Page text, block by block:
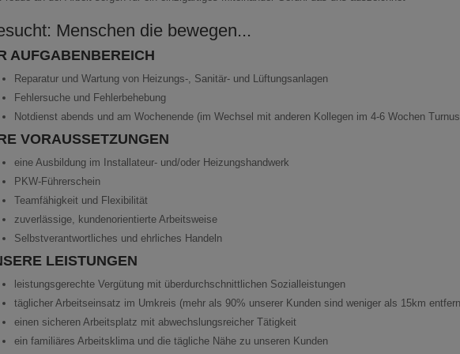
Menschen die bewegen...
AUFGABENBEREICH
Reparatur und Wartung von Heizungs-, Sanitär- und Lüftungsanlagen
Fehlersuche und Fehlerbehebung
Notdienst abends und am Wochenende (im Wechsel mit anderen Kollegen im 4-6 Wochen
VORAUSSETZUNGEN
eine Ausbildung im Installateur- und/oder Heizungshandwerk
PKW-Führerschein
Teamfähigkeit und Flexibilität
zuverlässige, kundenorientierte Arbeitsweise
Selbstverantwortliches und ehrliches Handeln
LEISTUNGEN
leistungsgerechte Vergütung mit überdurchschnittlichen Sozialleistungen
täglicher Arbeitseinsatz im Umkreis (mehr als 90% unserer Kunden sind weniger als 15km
einen sicheren Arbeitsplatz mit abwechslungsreicher Tätigkeit
ein familiäres Arbeitsklima und die tägliche Nähe zu unseren Kunden